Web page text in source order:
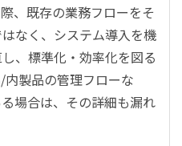
、既存の業務フローをそ
なく、システム導入を機
、標準化・効率化を図る
製品の管理フローな
場合は、その詳細も漏れ